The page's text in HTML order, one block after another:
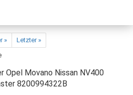
»
Letzter »
Opel Movano Nissan NV400
8200994322B